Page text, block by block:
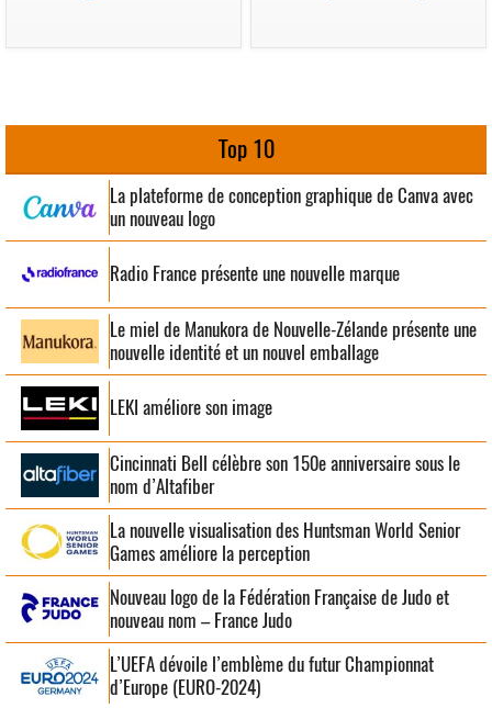
Top 10
La plateforme de conception graphique de Canva avec
un nouveau logo
Radio France présente une nouvelle marque
Le miel de Manukora de Nouvelle-Zélande présente une
nouvelle identité et un nouvel emballage
LEKI améliore son image
Cincinnati Bell célèbre son 150e anniversaire sous le
nom d’Altafiber
La nouvelle visualisation des Huntsman World Senior
Games améliore la perception
Nouveau logo de la Fédération Française de Judo et
nouveau nom – France Judo
L’UEFA dévoile l’emblème du futur Championnat
d’Europe (EURO-2024)